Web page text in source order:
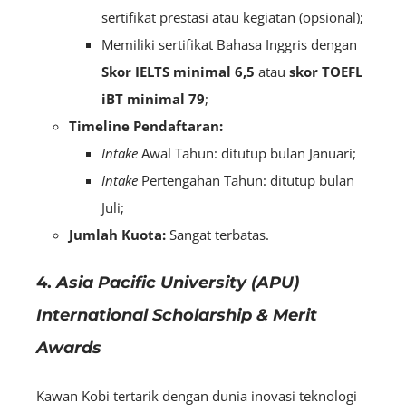
sertifikat prestasi atau kegiatan (opsional);
Memiliki sertifikat Bahasa Inggris dengan
Skor IELTS minimal 6,5 atau skor TOEFL
iBT minimal 79;
Timeline Pendaftaran:
Intake Awal Tahun: ditutup bulan Januari;
Intake Pertengahan Tahun: ditutup bulan
Juli;
Jumlah Kuota: Sangat terbatas.
4.Asia Pacific University (APU)
International Scholarship & Merit
Awards
Kawan Kobi tertarik dengan dunia inovasi teknologi